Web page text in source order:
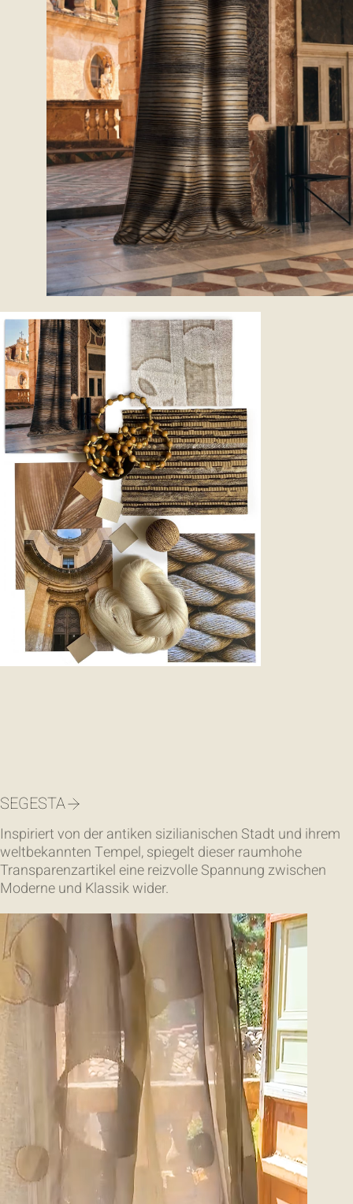
SEGESTA
Inspiriert von der antiken sizilianischen Stadt und ihrem
weltbekannten Tempel, spiegelt dieser raumhohe
Transparenzartikel eine reizvolle Spannung zwischen
Moderne und Klassik wider.